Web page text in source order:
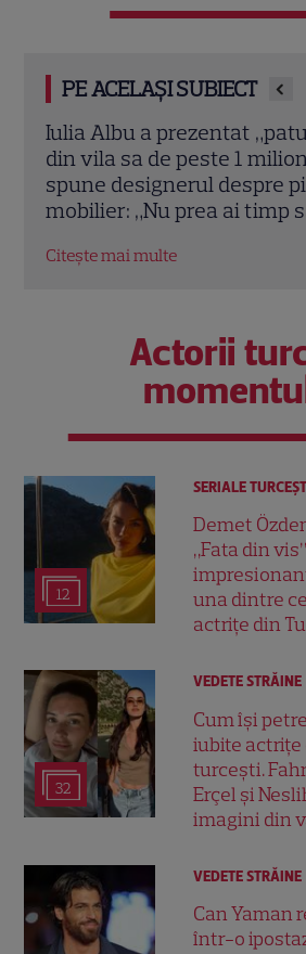
PE ACELAȘI SUBIECT
Teo Trandafir, despre viața
ei, Maia, a plecat de
dintre noi nu ne-o ia
Citește mai multe
Actorii
12
SERIALE
Demet
„Fata din
una dintre
actrițe din
32
VEDETE STRĂINE
Cum își
iubite
turcești.
Erçel și
imagini din
VEDETE STRĂINE
Can Yaman
într-o